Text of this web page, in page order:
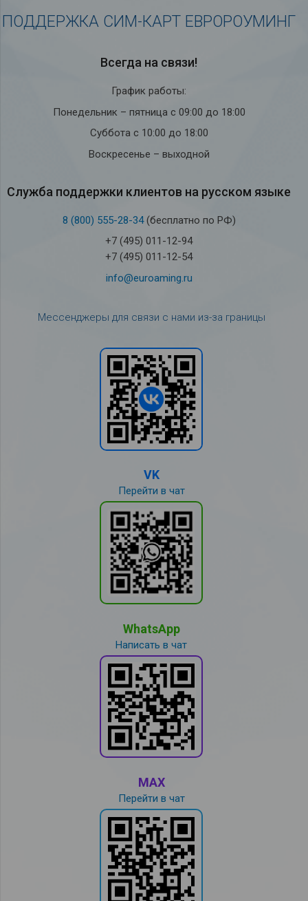
ПОДДЕРЖКА СИМ-КАРТ ЕВРОРОУМИНГ
Всегда на связи!
График работы:
Понедельник – пятница с 09:00 до 18:00
Суббота с 10:00 до 18:00
Воскресенье – выходной
Служба под­держки кли­ен­тов на рус­ском языке
8 (800) 555-28-34(бесплатно по РФ)
+7 (495) 011-12-94
+7 (495) 011-12-54
info@euroaming.ru
Мессенджеры для связи с нами из-за границы
VK
Перейти в чат
WhatsApp
Написать в чат
MAX
Перейти в чат